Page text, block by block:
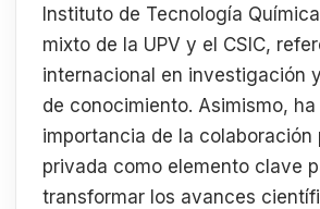
Instituto de Tecnología
mixto de la UPV y el CSIC,
internacional en investigación
de conocimiento. Asimismo,
importancia de la colaboración
privada como elemento clave
transformar los avances